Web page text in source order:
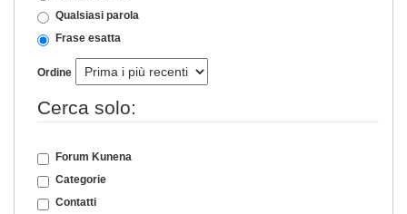
Qualsiasi parola
Frase esatta
Ordine
Cerca solo:
Forum Kunena
Categorie
Contatti